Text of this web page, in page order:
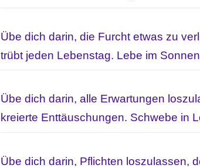
Übe dich darin, die Furcht etwas zu
trübt jeden Lebenstag. Lebe im
Übe dich darin, alle Erwartungen
kreierte Enttäuschungen. Schwebe in
Übe dich darin, Pflichten loszulassen,